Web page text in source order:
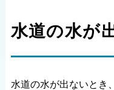
水道の水が
水道の水が出ないとき